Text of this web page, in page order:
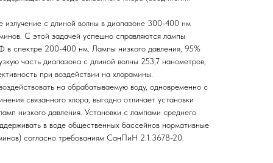
излучение с длиной волны в диапазоне 300-400 нм
С этой задачей успешно справляются лампы
в спектре 200-400 нм. Лампы низкого давления, 95%
часть диапазона с длиной волны 253,7 нанометров,
при воздействии на хлорамины.
на обрабатываемую воду, одновременно с
связанного хлора, выгодно отличает установки
низкого давления. Установки с лампами среднего
в воде общественных бассейнов нормативные
согласно требованиям СанПиН 2.1.3678-20.